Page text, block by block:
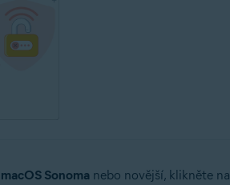
macOS Sonomanebo novější, klikněte na